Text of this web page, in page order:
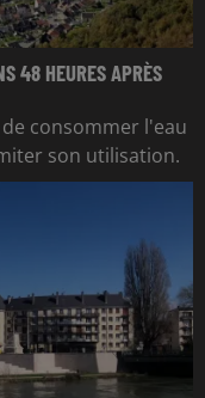
48 HEURES APRÈS
consommer l'eau
son utilisation.